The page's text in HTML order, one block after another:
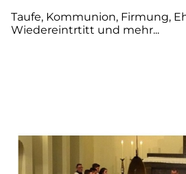
Taufe, Kommunion, Firmung,
Wiedereintrtitt und mehr...